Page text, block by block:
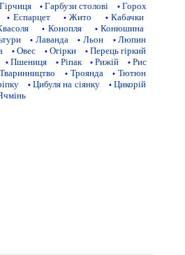
Гірчиця • Гарбузи столові • Горох
• Еспарцет • Жито • Кабачки
• Конопля • Конюшина
• Лаванда • Льон • Люпин
• Овес • Огірки • Перець гіркий
• Пшениця • Ріпак • Рижій • Рис
Тваринництво • Троянда • Тютюн
• Цибуля на сіянку • Цикорій